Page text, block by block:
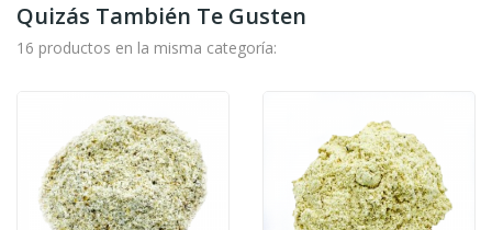
Quizás También Te Gusten
16 productos en la misma categoría: